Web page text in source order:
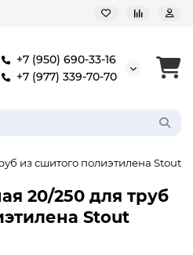
+7 (950) 690-33-16
+7 (977) 339-70-70
из сшитого полиэтилена Stout
20/250 для труб
Stout